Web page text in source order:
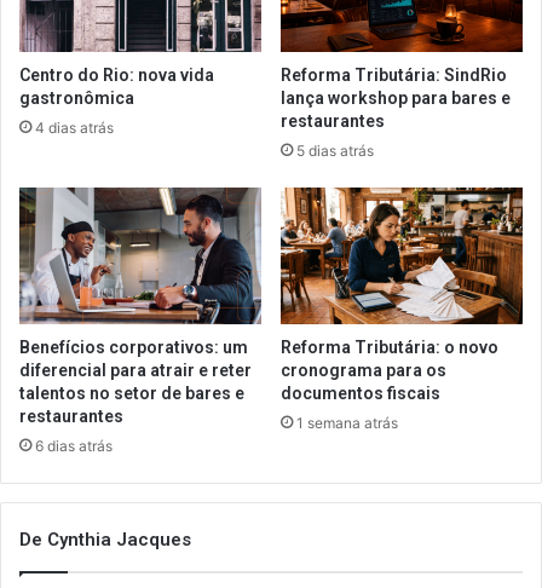
Centro do Rio: nova vida
gastronômica
4 dias atrás
Reforma Tributária: SindRio
lança workshop para bares e
restaurantes
5 dias atrás
Benefícios corporativos: um
diferencial para atrair e reter
talentos no setor de bares e
restaurantes
6 dias atrás
Reforma Tributária: o novo
cronograma para os
documentos fiscais
1 semana atrás
De Cynthia Jacques